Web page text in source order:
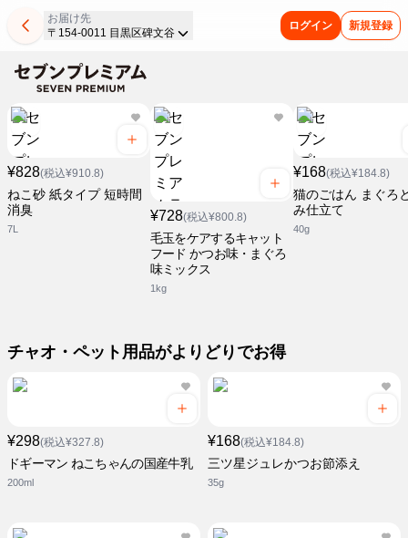
お届け先
〒154-0011 目黒区碑文谷
ログイン 新規登録
¥828(税込¥910.8)
ねこ砂 紙タイプ 短時間
消臭
7L
¥728(税込¥800.8)
毛玉をケアするキャット
フード かつお味・まぐろ
味ミックス
1kg
¥168(税込¥184.8)
猫のごはん まぐろ
み仕立て
40g
チャオ・ペット用品がよりどりでお得
¥298(税込¥327.8)
ドギーマン ねこちゃんの国産牛乳
200ml
¥168(税込¥184.8)
三ツ星ジュレかつお節添え
35g